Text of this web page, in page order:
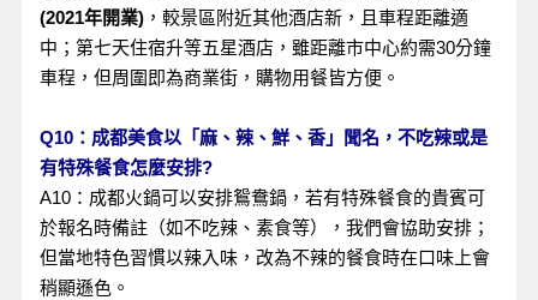
(2021年開業)，較景區附近其他酒店新，且車程距離適
中；第七天住宿升等五星酒店，雖距離市中心約需30分鐘
車程，但周圍即為商業街，購物用餐皆方便。
Q10：成都美食以「麻、辣、鮮、香」聞名，不吃辣或是
有特殊餐食怎麼安排?
A10：成都火鍋可以安排鴛鴦鍋，若有特殊餐食的貴賓可
於報名時備註（如不吃辣、素食等），我們會協助安排；
但當地特色習慣以辣入味，改為不辣的餐食時在口味上會
稍顯遜色。